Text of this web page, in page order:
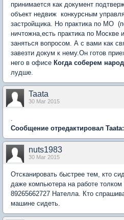
принимается как документ
объект недвиж конкурсным
застройщика. Но практика по МО
ничтожна,есть практика по Москве
заняться вопросом. А с вами как
завезти докум к нему.Он готов
него в офисе Когда соберем народ
лудше.
Taata
30 Mar 2015
.
Сообщение отредактировал
nuts1983
30 Mar 2015
Отсканировать быстрее тем, кто
даже компьютера на работе толком
89265662727 Нателла. Кто
машине сидеть.